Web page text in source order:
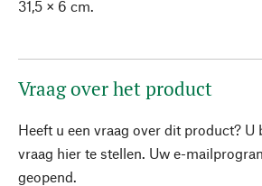
31,5 × 6 cm.
Vraag over het product
Heeft u een vraag over dit product? U
vraag hier te stellen. Uw e-
geopend.